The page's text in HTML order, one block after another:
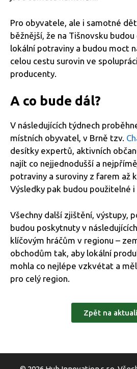
Pro obyvatele, ale i samotné
běžnější, že na Tišnovsku
lokální potraviny a budou moct
celou cestu surovin ve
producenty.
A co bude dál?
V následujících týdnech
místních obyvatel, v Brně tzv.
desítky expertů, aktivních
najít co nejjednodušší a
potraviny a suroviny z farem až
Výsledky pak budou použitelné i
Všechny další zjištění, výstupy,
budou poskytnuty v
klíčovým hráčům v regionu –
obchodům tak, aby lokální
mohla co nejlépe vzkvétat a
pro celý region.
Zpět na